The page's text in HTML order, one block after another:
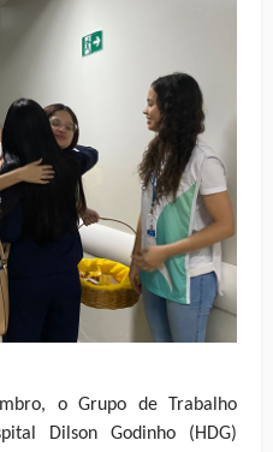
o Grupo de Trabalho
Dilson Godinho (HDG)